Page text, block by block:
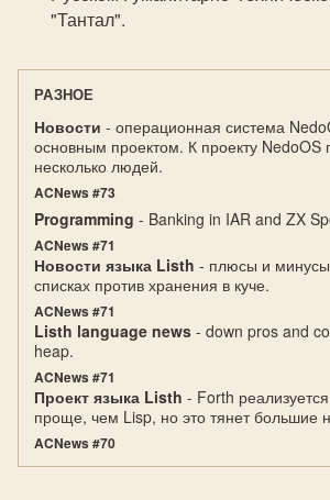
"Тантал".
РАЗНОЕ
Новости - операционная система
основным проектом. К проекту NedoOS
несколько людей.
ACNews #73
Programming - Banking in IAR and ZX
ACNews #71
Новости языка Listh - плюсы и
списках против хранения в куче.
ACNews #71
Listh language news - down pros and
heap.
ACNews #71
Проект языка Listh - Forth
проще, чем Lisp, но это тянет большие
ACNews #70